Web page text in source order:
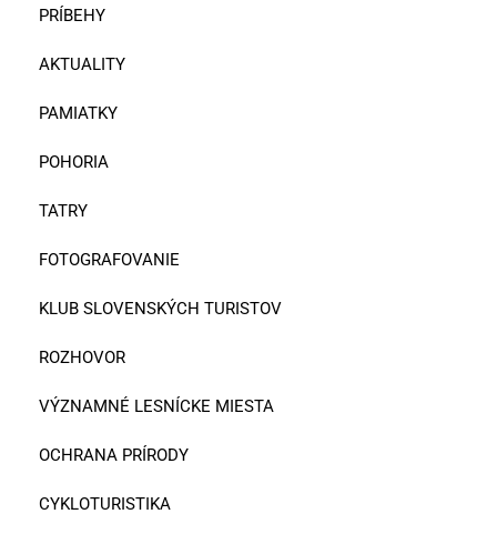
PRÍBEHY
AKTUALITY
PAMIATKY
POHORIA
TATRY
FOTOGRAFOVANIE
KLUB SLOVENSKÝCH TURISTOV
ROZHOVOR
VÝZNAMNÉ LESNÍCKE MIESTA
OCHRANA PRÍRODY
CYKLOTURISTIKA